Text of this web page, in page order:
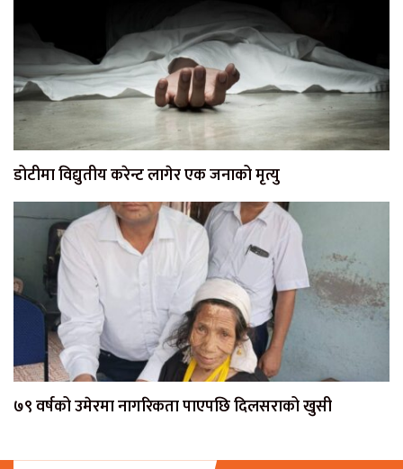
डोटीमा विद्युतीय करेन्ट लागेर एक जनाको मृत्यु
७९ वर्षको उमेरमा नागरिकता पाएपछि दिलसराको खुसी